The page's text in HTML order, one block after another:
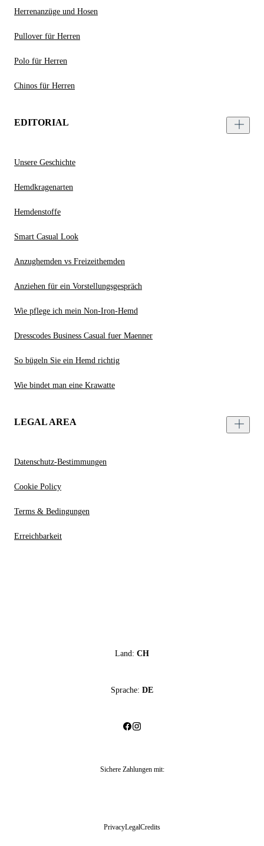
Herrenanzüge und Hosen
Pullover für Herren
Polo für Herren
Chinos für Herren
EDITORIAL
Unsere Geschichte
Hemdkragenarten
Hemdenstoffe
Smart Casual Look
Anzughemden vs Freizeithemden
Anziehen für ein Vorstellungsgespräch
Wie pflege ich mein Non-Iron-Hemd
Dresscodes Business Casual fuer Maenner
So bügeln Sie ein Hemd richtig
Wie bindet man eine Krawatte
LEGAL AREA
Datenschutz-Bestimmungen
Cookie Policy
Terms & Bedingungen
Erreichbarkeit
Land: CH
Sprache: DE
Sichere Zahlungen mit:
PrivacyLegalCredits